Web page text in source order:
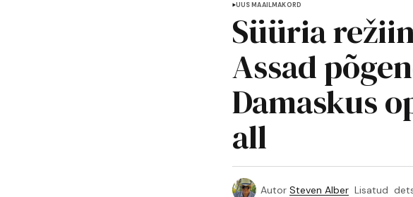
UUS MAAILMAKORD
Süüria
Assad
Damaskus
all
Autor Steven Alber Lisatud